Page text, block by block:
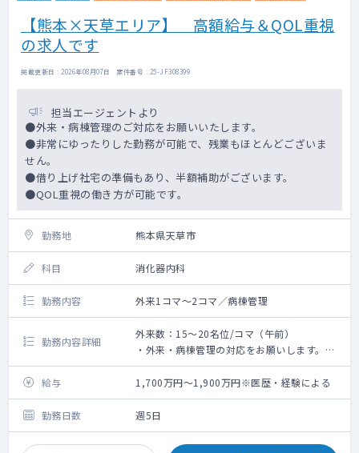
【熊本×天草エリア】 高額給与＆QOL重視
の求人です
掲載更新日 : 2026年08月07日 案件番号 : 25-JF308399
担当エージェントより
●外来・病棟管理のご対応をお願いいたします。
●非常にゆったりした勤務が可能で、残業もほとんどございま
せん。
●借り上げ社宅の準備もあり、半額補助がございます。
●QOL重視の働き方が可能です。
勤務地 熊本県天草市
科目 消化器内科
勤務内容 外来1コマ～2コマ／病棟管理
勤務内容詳細
外来数：15～20名位/コマ（午前）
・外来・病棟管理の対応をお願いします。
・比較的落ち着いた患者が多いです。
・消化器系の患者もいらっしゃいますが、基
本的には一般内科の対応です。
給与 1,700万円～1,900万円※医歴・経験による
勤務日数 週5日